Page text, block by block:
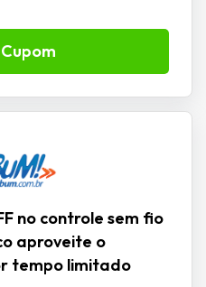
no controle sem fio
aproveite o
tempo limitado